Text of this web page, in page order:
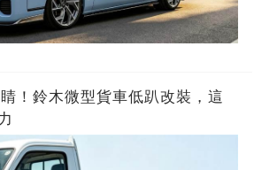
！鈴木微型貨車低趴改裝，這